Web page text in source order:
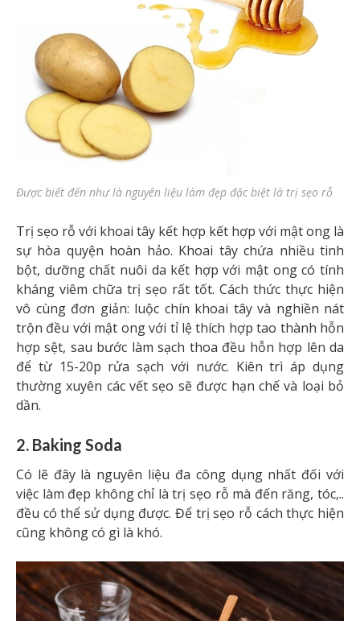
Được biết đến như là nguyên liệu làm đẹp đặc biệt là trị sẹo rỗ
Trị sẹo rỗ với khoai tây kết hợp kết hợp với mật ong là
sự hòa quyện hoàn hảo. Khoai tây chứa nhiều tinh
bột, dưỡng chất nuôi da kết hợp với mật ong có tính
kháng viêm chữa trị sẹo rất tốt. Cách thức thực hiện
vô cùng đơn giản: luộc chín khoai tây và nghiền nát
trộn đều với mật ong với tỉ lệ thích hợp tao thành hỗn
hợp sệt, sau bước làm sạch thoa đều hỗn hợp lên da
để từ 15-20p rửa sạch với nước. Kiên trì áp dụng
thường xuyên các vết sẹo sẽ được hạn chế và loại bỏ
dần.
2. Baking Soda
Có lẽ đây là nguyên liệu đa công dụng nhất đối với
việc làm đẹp không chỉ là trị sẹo rỗ mà đến răng, tóc,..
đều có thể sử dụng được. Để trị sẹo rỗ cách thực hiện
cũng không có gì là khó.